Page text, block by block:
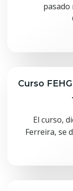
pasado
Curso
El curso,
Ferreira, se